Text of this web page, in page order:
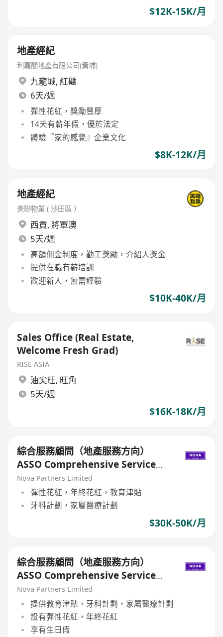
$12K-15K/月
地產經紀
利嘉閣地產有限公司(黃埔)
九龍城, 紅磡
6天/週
彈性花紅，獎勵豐厚
14天有薪年假，優於法定
體驗『家的感覺』企業文化
$8K-12K/月
地產經紀
美聯物業 ( 沙田區 ）
西貢, 將軍澳
5天/週
高額佣金制度，勤工獎勵，介紹人獎金
提供在職有薪培訓
歡迎新人，無需經驗
$10K-40K/月
Sales Office (Real Estate,
Welcome Fresh Grad)
RISE ASIA
油尖旺, 旺角
5天/週
$16K-18K/月
綜合服務顧問（地產服務方向）
ASSO Comprehensive Service
Consultant (Real Estate
Services)
Nova Partners Limited
彈性花紅，年終花紅，教育津貼
牙科計劃，家屬醫療計劃
$30K-50K/月
綜合服務顧問（地產服務方向）
ASSO Comprehensive Service
Consultant (Real Estate
Services)
Nova Partners Limited
提供教育津貼，牙科計劃，家屬醫療計劃
設有彈性花紅，年終花紅
享有生日假